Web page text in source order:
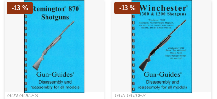
-13 %
GUN-GUIDES
-13 %
GUN-GUIDES